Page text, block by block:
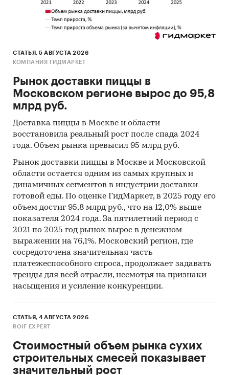
Архивы СМИ
Региональные и федеральные СМИ
Специализированные аналитические
порталы
Методы
Кабинетное исследование. Поиск и анализ
информации из различных источников,
проведение расчетов. Статистика и
аналитика.
Прогноз ГидМаркет. Современные
статистические методы прогнозирования с
поправкой на мнение экспертов.
Отчет отражает мнение авторов и не является
инвестиционной рекомендацией
Категории: Потребительские товары
Стройматериалы
/ Сухие смеси, грунтовка
Россия / Центральный федеральный округ
Москва
Россия / Центральный федеральный округ /
Московская область
СТАТЬЯ, 5 АВГУСТА 2026
КОМПАНИЯ ГИДМАРКЕТ
Рынок доставки пиццы в
Московском регионе вырос до 95,8
млрд руб.
Доставка пиццы в Москве и области
восстановила реальный рост после спада 2024
года. Объем рынка превысил 95 млрд руб.
Рынок доставки пиццы в Москве и Московской
области остается одним из самых крупных и
динамичных сегментов в индустрии доставки
готовой еды. По оценке ГидМаркет, в 2025 году его
объем достиг 95,8 млрд руб., что на 12,0% выше
показателя 2024 года. За пятилетний период с
2021 по 2025 год рынок вырос в денежном
выражении на 76,1%. Московский регион, где
сосредоточена значительная часть
платежеспособного спроса, продолжает задавать
тренды для всей отрасли, несмотря на признаки
насыщения и усиление конкуренции.
СТАТЬЯ, 4 АВГУСТА 2026
ROIF EXPERT
Стоимостный объем рынка сухих
строительных смесей показывает
значительный рост